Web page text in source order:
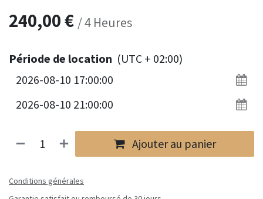
240,00€ /4 Heures
Période de location (UTC + 02:00)
Ajouter au panier
Conditions générales